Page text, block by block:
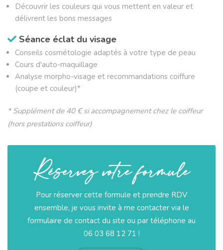
Découvrir les couleurs qui vous mettent en valeur et
délivrent les bons messages
Séance éclat du visage
Conseils cosmétologie adaptés à votre type de peau
Cours d'auto-maquillage
Analyse morpho-visage et recommandations coiffure
(coupe et couleur)*
* Supplément de 40 € si accompagnement chez le coiffeur
(hors prestations coiffeur)
Réservez votre formule
Pour réserver cette formule et prendre RDV
ensemble, je vous invite à me contacter via le
formulaire de contact du site ou par téléphone au
06 03 68 12 71 !